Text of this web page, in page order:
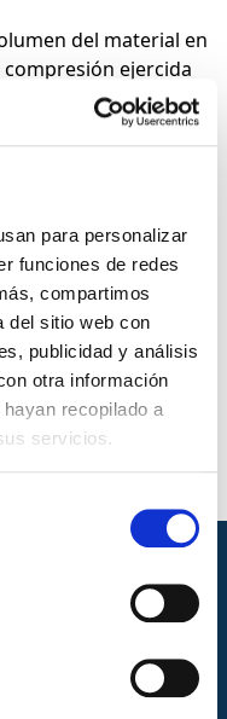
para personalizar
funciones de redes
compartimos
del sitio web con
publicidad y análisis
otra información
recopilado a
servicios.
del material en
ejercida
UNE EN 15348